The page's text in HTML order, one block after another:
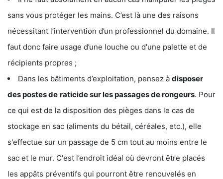
sans vous protéger les mains. C’est là une des raisons
nécessitant l’intervention d’un professionnel du domaine. Il
faut donc faire usage d’une louche ou d'une palette et de
récipients propres ;
Dans les bâtiments d’exploitation, pensez à disposer
des postes de raticide sur les passages de rongeurs. Pour
ce qui est de la disposition des pièges dans le cas de
stockage en sac (aliments du bétail, céréales, etc.), elle
s'effectue sur un passage de 5 cm tout au moins entre le
sac et le mur. C'est l’endroit idéal où devront être placés
les appâts préventifs qui pourront être renouvelés en